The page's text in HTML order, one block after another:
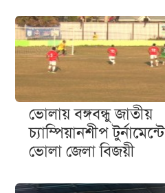
ভোলায় বঙ্গবন্ধু জাতীয়
চ্যাম্পিয়ানশীপ টুর্নামেন্টে
ভোলা জেলা বিজয়ী